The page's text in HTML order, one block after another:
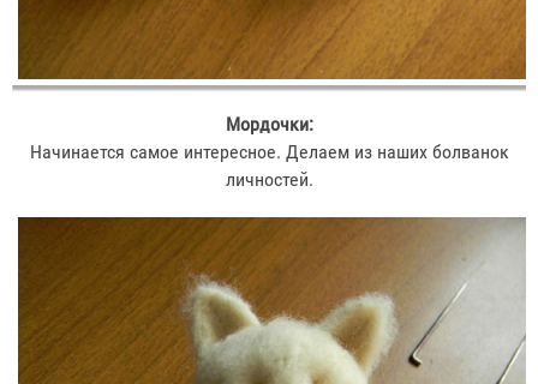
Мордочки:
Начинается самое интересное. Делаем из наших болванок
личностей.